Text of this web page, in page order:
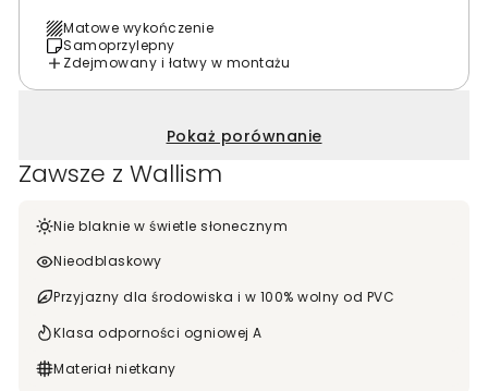
Matowe wykończenie
Samoprzylepny
Zdejmowany i łatwy w montażu
Pokaż porównanie
Zawsze z Wallism
Nie blaknie w świetle słonecznym
Nieodblaskowy
Przyjazny dla środowiska i w 100% wolny od PVC
Klasa odporności ogniowej A
Materiał nietkany